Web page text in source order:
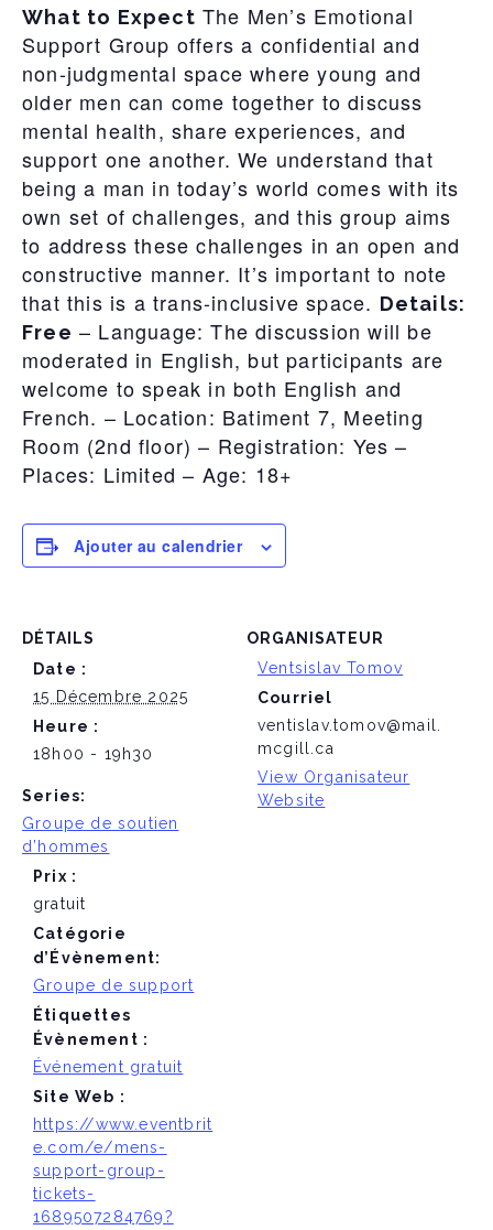
What to Expect The Men’s Emotional
Support Group offers a confidential and
non-judgmental space where young and
older men can come together to discuss
mental health, share experiences, and
support one another. We understand that
being a man in today’s world comes with its
own set of challenges, and this group aims
to address these challenges in an open and
constructive manner. It’s important to note
that this is a trans-inclusive space. Details:
Free – Language: The discussion will be
moderated in English, but participants are
welcome to speak in both English and
French. – Location: Batiment 7, Meeting
Room (2nd floor) – Registration: Yes –
Places: Limited – Age: 18+
Ajouter au calendrier
DÉTAILS
Date :
15 Décembre 2025
Heure :
18h00 - 19h30
Series:
Groupe de soutien
d’hommes
Prix :
gratuit
Catégorie
d’Évènement:
Groupe de support
Étiquettes
Évènement :
Événement gratuit
Site Web :
https://www.eventbrit
e.com/e/mens-
support-group-
tickets-
1689507284769?
ORGANISATEUR
Ventsislav Tomov
Courriel
ventislav.tomov@mail.
mcgill.ca
View Organisateur
Website